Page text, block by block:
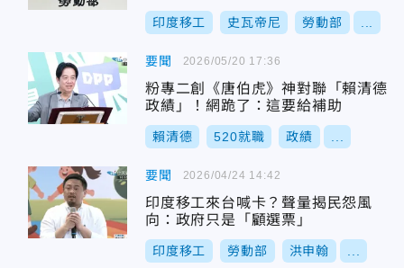
印度移工 史瓦帝尼 勞動部
要聞
粉專二創《唐伯虎》神對聯「賴清德
政績」！網跪了：這要給補助
賴清德 520就職 政績
2026/05/20 17:36
要聞
印度移工來台喊卡？聲量揭民怨風
向：政府只是「顧選票」
印度移工 勞動部 洪申翰
2026/04/24 14:42